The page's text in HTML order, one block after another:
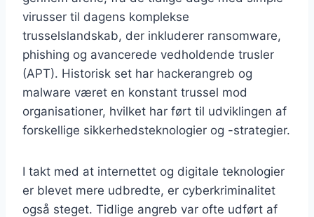
virusser til dagens komplekse
trusselslandskab, der inkluderer ransomware,
phishing og avancerede vedholdende trusler
(APT). Historisk set har hackerangreb og
malware været en konstant trussel mod
organisationer, hvilket har ført til udviklingen af
forskellige sikkerhedsteknologier og -strategier.
I takt med at internettet og digitale teknologier
er blevet mere udbredte, er cyberkriminalitet
også steget. Tidlige angreb var ofte udført af